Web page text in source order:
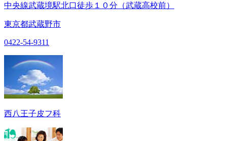
中央線武蔵境駅北口徒歩１０分（武蔵高校前）
東京都武蔵野市
0422-54-9311
西八王子皮フ科